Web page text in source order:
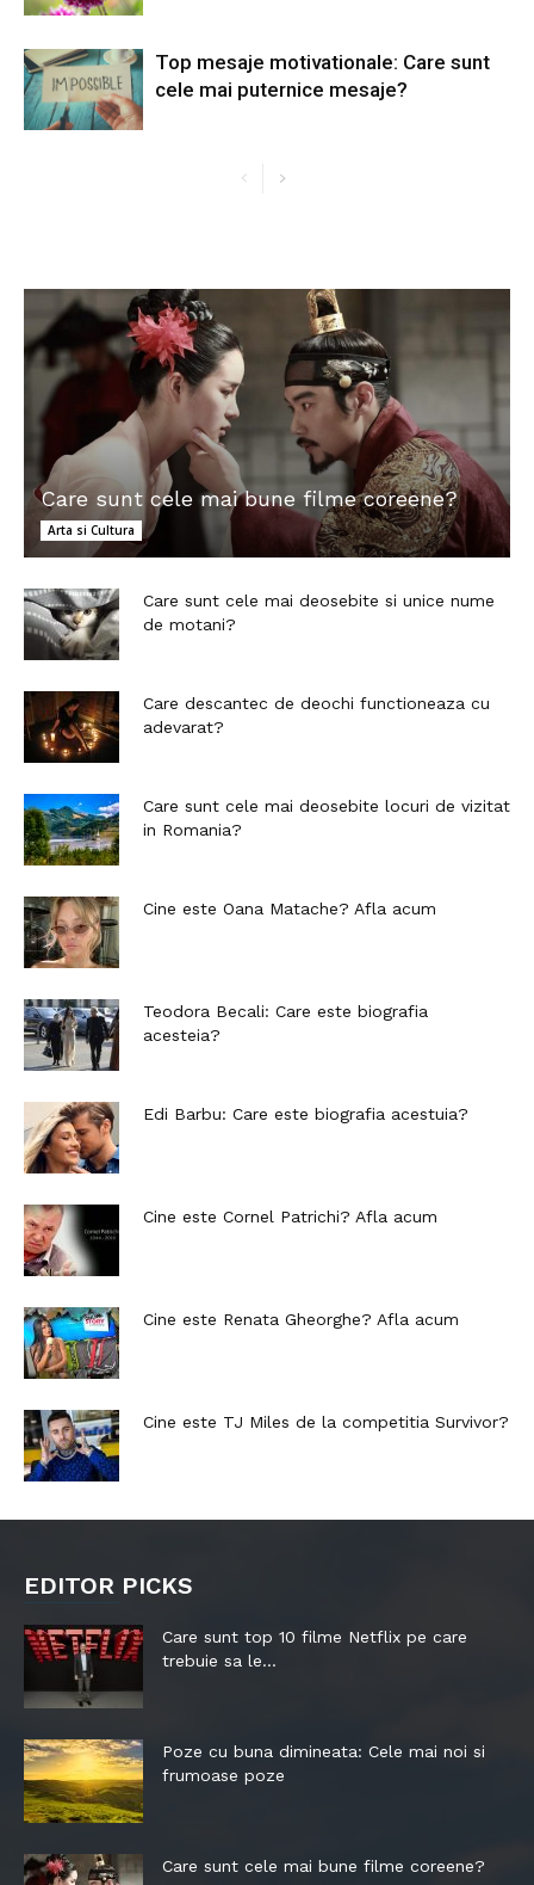
Top mesaje motivationale: Care sunt
cele mai puternice mesaje?
Care sunt cele mai bune filme coreene?
Arta si Cultura
Care sunt cele mai deosebite si unice nume
de motani?
Care descantec de deochi functioneaza cu
adevarat?
Care sunt cele mai deosebite locuri de vizitat
in Romania?
Cine este Oana Matache? Afla acum
Teodora Becali: Care este biografia
acesteia?
Edi Barbu: Care este biografia acestuia?
Cine este Cornel Patrichi? Afla acum
Cine este Renata Gheorghe? Afla acum
Cine este TJ Miles de la competitia Survivor?
EDITOR PICKS
Care sunt top 10 filme Netflix pe care
trebuie sa le...
Poze cu buna dimineata: Cele mai noi si
frumoase poze
Care sunt cele mai bune filme coreene?